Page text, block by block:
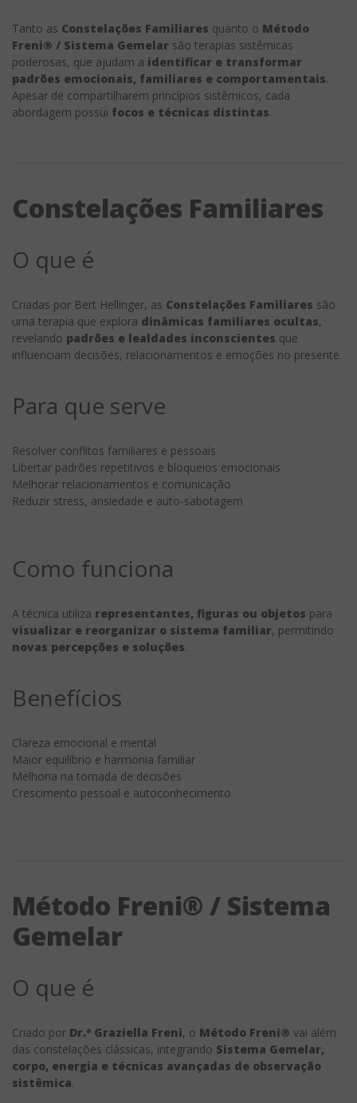
Tanto as Constelações Familiares quanto o Método
Freni® / Sistema Gemelar são terapias sistêmicas
poderosas, que ajudam a identificar e transformar
padrões emocionais, familiares e comportamentais.
Apesar de compartilharem princípios sistêmicos, cada
abordagem possui focos e técnicas distintas.
Constelações Familiares
O que é
Criadas por Bert Hellinger, as Constelações Familiares são
uma terapia que explora dinâmicas familiares ocultas,
revelando padrões e lealdades inconscientes que
influenciam decisões, relacionamentos e emoções no presente.
Para que serve
Resolver conflitos familiares e pessoais
Libertar padrões repetitivos e bloqueios emocionais
Melhorar relacionamentos e comunicação
Reduzir stress, ansiedade e auto-sabotagem
Como funciona
A técnica utiliza representantes, figuras ou objetos para
visualizar e reorganizar o sistema familiar, permitindo
novas percepções e soluções.
Benefícios
Clareza emocional e mental
Maior equilíbrio e harmonia familiar
Melhoria na tomada de decisões
Crescimento pessoal e autoconhecimento
Método Freni® / Sistema
Gemelar
O que é
Criado por Dr.ª Graziella Freni, o Método Freni® vai além
das constelações clássicas, integrando Sistema Gemelar,
corpo, energia e técnicas avançadas de observação
sistêmica.